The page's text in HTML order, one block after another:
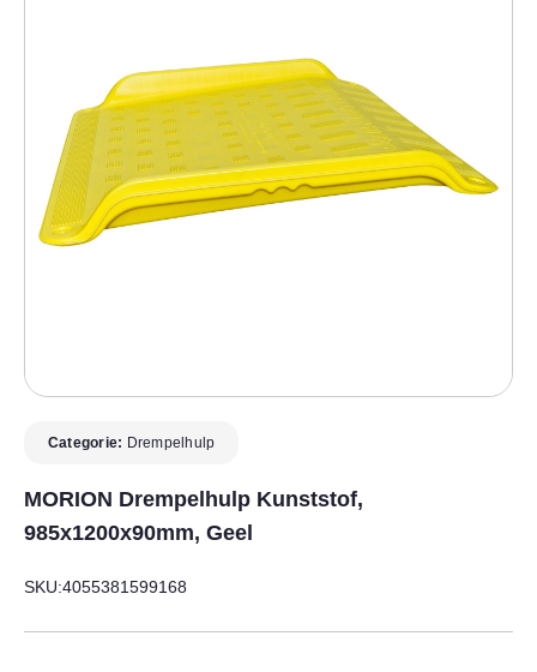
Categorie: Drempelhulp
MORION Drempelhulp Kunststof,
985x1200x90mm, Geel
SKU:4055381599168